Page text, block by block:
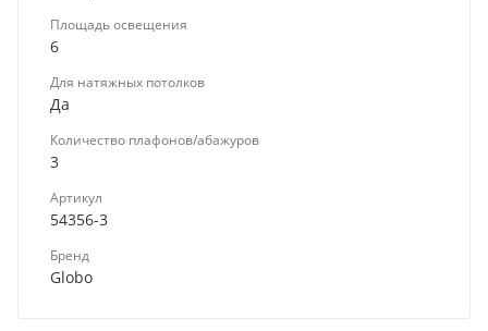
Площадь освещения
6
Для натяжных потолков
Да
Количество плафонов/абажуров
3
Артикул
54356-3
Бренд
Globo